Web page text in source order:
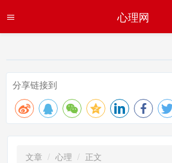
心理网
分享链接到
文章 心理 正文